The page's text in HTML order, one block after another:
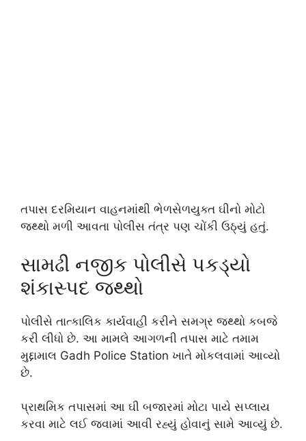
તપાસ દરમિયાન વાહનમાંથી ભેળસેળયુક્ત ઘીનો મોટો
જથ્થો મળી આવતા પોલીસ તંત્ર પણ ચોંકી ઉઠ્યું હતું.
સામઢી નજીક પોલીસે પકડ્યો
શંકાસ્પદ જથ્થો
પોલીસે તાત્કાલિક કાર્યવાહી કરીને સમગ્ર જથ્થો કબજે
કરી લીધો છે. આ મામલે આગળની તપાસ માટે તમામ
મુદ્દામાલ Gadh Police Station ખાતે મોકલવામાં આવ્યો
છે.
પ્રાથમિક તપાસમાં આ ઘી બજારમાં મોટા પાયે સપ્લાય
કરવા માટે લઈ જવામાં આવી રહ્યું હોવાનું સામે આવ્યું છે.